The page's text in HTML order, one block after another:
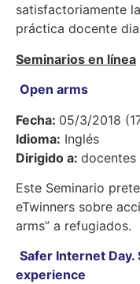
satisfactoriamente
práctica docente
Seminarios en línea
Open arms
Fecha: 05/3/2018
Idioma: Inglés
Dirigido a: docentes
Este Seminario
eTwinners sobre
arms” a refugiados.
Safer Internet Day.
experience